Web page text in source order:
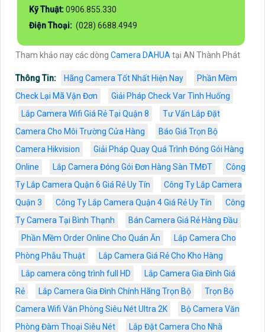
Kỹ Thuật:0906.855.330
Điện Thoại: (028) 6688.4949
Tham khảo nay các dòng Camera DAHUA tại AN Thành Phát
Thông Tin: Hãng Camera Tốt Nhất Hiện Nay
Phần Mềm
Check Lại Mã Vận Đơn
Giải Pháp Check Var Tình Huống
Lắp Camera Wifi Giá Rẻ Tại Quận 8
Tư Vấn Lắp Đặt
Camera Cho Môi Trường Cửa Hàng
Báo Giá Trọn Bộ
Camera Hikvision
Giải Pháp Quay Quá Trình Đóng Gói Hàng
Online
Lắp Camera Đóng Gói Đơn Hàng Sàn TMĐT
Công
Ty Lắp Camera Quận 6 Giá Rẻ Uy Tín
Công Ty Lắp Camera
Quận 3
Công Ty Lắp Camera Quận 4 Giá Rẻ Uy Tín
Công
Ty Camera Tại Bình Thạnh
Bán Camera Giá Rẻ Hàng Đầu
Phần Mềm Order Online Cho Quán Ăn
Lắp Camera Cho
Phòng Phẫu Thuật
Lắp Camera Giá Rẻ Cho Kho Hàng
Lắp camera công trình full HD
Lắp Camera Gia Đình Giá
Rẻ
Lắp Camera Gia Đình Chính Hãng Trọn Bộ
Trọn Bộ
Camera Wifi Văn Phòng Siêu Nét Ultra 2K
Bộ Camera Văn
Phòng Đàm Thoại Siêu Nét
Lắp Đặt Camera Cho Nhà